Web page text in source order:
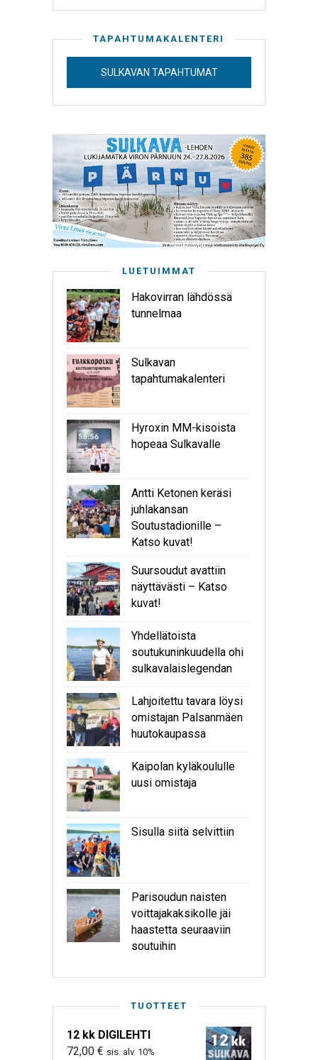
TAPAHTUMAKALENTERI
SULKAVAN TAPAHTUMAT
LUETUIMMAT
Hakovirran lähdössä
tunnelmaa
Sulkavan
tapahtumakalenteri
Hyroxin MM-kisoista
hopeaa Sulkavalle
Antti Ketonen keräsi
juhlakansan
Soutustadionille –
Katso kuvat!
Suursoudut avattiin
näyttävästi – Katso
kuvat!
Yhdellätoista
soutukuninkuudella ohi
sulkavalaislegendan
Lahjoitettu tavara löysi
omistajan Palsanmäen
huutokaupassa
Kaipolan kyläkoululle
uusi omistaja
Sisulla siitä selvittiin
Parisoudun naisten
voittajakaksikolle jäi
haastetta seuraaviin
soutuihin
TUOTTEET
12 kk DIGILEHTI
72,00 € sis. alv. 10%